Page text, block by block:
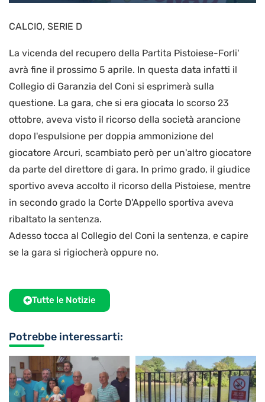
video
l’audio
in-
intero
CALCIO, SERIE D
La vicenda del recupero della Partita Pistoiese-Forli'
avrà fine il prossimo 5 aprile. In questa data infatti il
Collegio di Garanzia del Coni si esprimerà sulla
questione. La gara, che si era giocata lo scorso 23
ottobre, aveva visto il ricorso della società arancione
dopo l'espulsione per doppia ammonizione del
giocatore Arcuri, scambiato però per un'altro giocatore
da parte del direttore di gara. In primo grado, il giudice
sportivo aveva accolto il ricorso della Pistoiese, mentre
in secondo grado la Corte D'Appello sportiva aveva
ribaltato la sentenza.
Adesso tocca al Collegio del Coni la sentenza, e capire
se la gara si rigiocherà oppure no.
Tutte le Notizie
Potrebbe interessarti: